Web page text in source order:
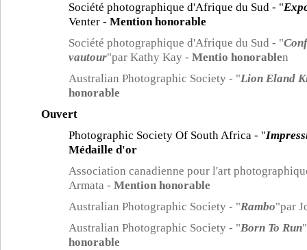
Société photographique d'Afrique du Sud - "
Venter - Mention honorable
Société photographique d'Afrique du Sud - "
vautour"par Kathy Kay - Mentio honorablen
Australian Photographic Society - "Lion Eland
honorable
Ouvert
Photographic Society Of South Africa - "
Médaille d'or
Association canadienne pour l'art
Armata - Mention honorable
Australian Photographic Society - "Rambo"par
Australian Photographic Society - "Born To Run
honorable